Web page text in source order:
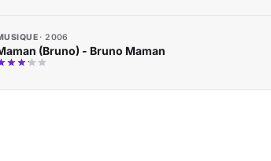
2006
(Bruno) - Bruno Maman